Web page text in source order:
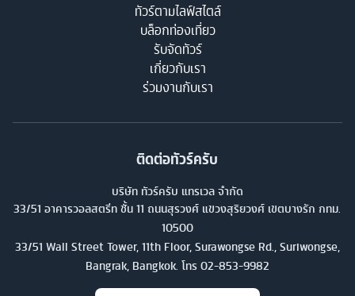
ทัวร์ตามไลฟ์สไตล์
บล็อกท่องเที่ยว
รับจัดทัวร์
เกี่ยวกับเรา
ร่วมงานกับเรา
ติดต่อทัวร์ครับ
บริษัท ทัวร์ครับ แทรเวล จำกัด
33/51 อาคารวอลสตรีท ชั้น 11 ถนนสุรวงศ์ แขวงสุริยวงศ์ เขตบางรัก กทม.
10500
33/51 Wall Street Tower, 11th Floor, Surawongse Rd., Suriwongse,
Bangrak, Bangkok. โทร 02-853-9982